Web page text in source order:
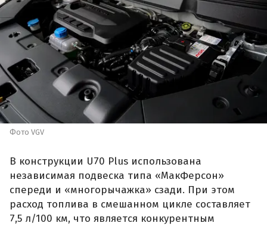
Фото VGV
В конструкции U70 Plus использована
независимая подвеска типа «МакФерсон»
спереди и «многорычажка» сзади. При этом
расход топлива в смешанном цикле составляет
7,5 л/100 км, что является конкурентным